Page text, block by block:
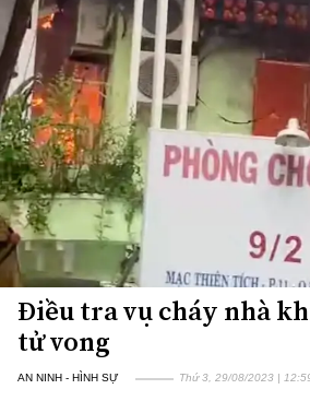
Điều tra vụ cháy nhà
tử vong
AN NINH - HÌNH SỰ Thứ 3, 29/08/2023 |